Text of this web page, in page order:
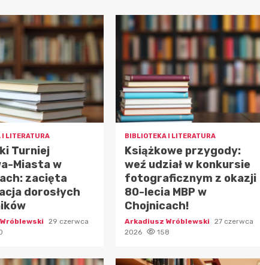
I LITERATURA
Turniej
Miasta w
zacięta
dorosłych
29 czerwca
BIBLIOTEKA I LITERATURA
Książkowe przygody:
weź udział w konkursie
fotograficznym z okazji
80-lecia MBP w
Chojnicach!
Arkadiusz Wróblewski
27 czerwca
2026
158